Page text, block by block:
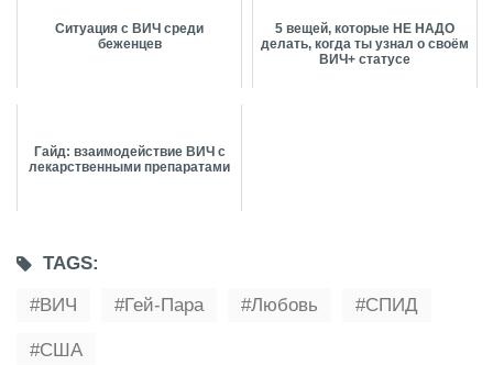
Ситуация с ВИЧ среди
беженцев
5 вещей, которые НЕ НАДО
делать, когда ты узнал о своём
ВИЧ+ статусе
Гайд: взаимодействие ВИЧ с
лекарственными препаратами
TAGS:
ВИЧ
Гей-Пара Любовь СПИД
США